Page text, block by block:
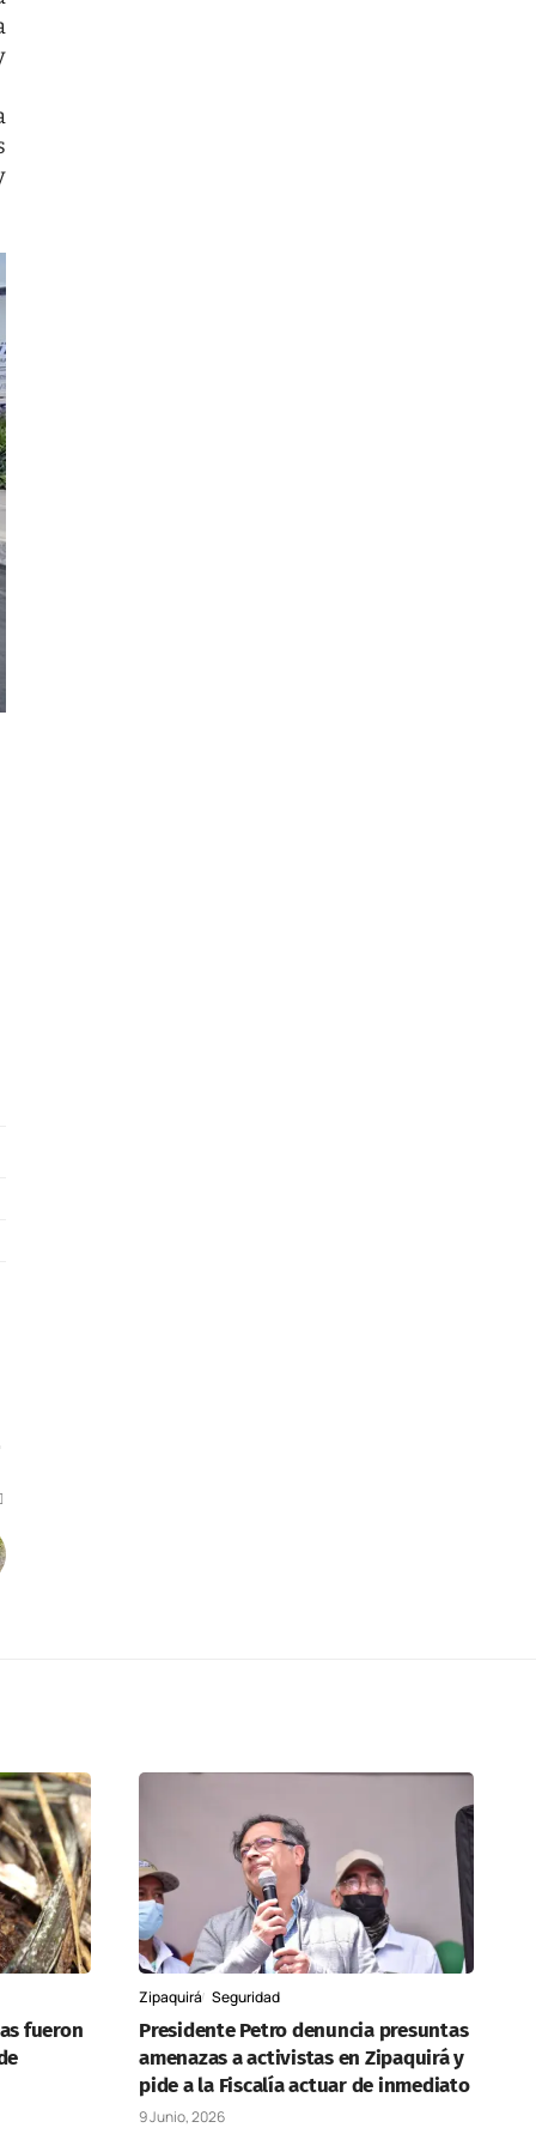
fueron
Zipaquirá Seguridad
Presidente Petro denuncia presuntas
amenazas a activistas en Zipaquirá y
pide a la Fiscalía actuar de inmediato
9 Junio, 2026